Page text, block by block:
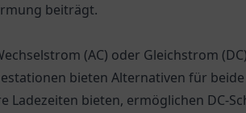
beiträgt.
(AC) oder Gleichstrom
bieten Alternativen für beide
Ladezeiten bieten, ermöglichen DC-